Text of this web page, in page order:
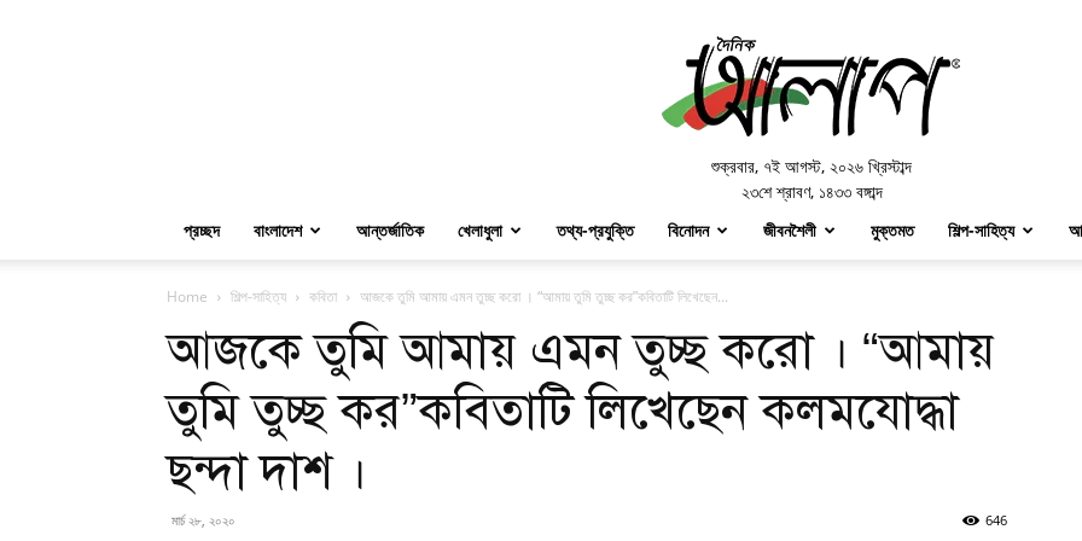
Alap
শুক্রবার, ৭ই আগস্ট, ২০২৬ খ্রিস্টাব্দ
২৩শে শ্রাবণ, ১৪৩৩ বঙ্গাব্দ
প্রচ্ছদ
বাংলাদেশ আন্তর্জাতিক খেলাধুলা তথ্য-প্রযুক্তি বিনোদন জীবনশৈলী মুক্তমত শিল্প-সাহিত্য
Home শিল্প-সাহিত্য কবিতা আজকে তুমি আমায় এমন তুচ্ছ করো । “আমায় তুমি তুচ্ছ কর”কবিতাটি লিখেছেন...
আজকে তুমি আমায় এমন তুচ্ছ করো । “আমায়
তুমি তুচ্ছ কর”কবিতাটি লিখেছেন কলমযোদ্ধা
ছন্দা দাশ ।
মার্চ ২৮, ২০২০ 646